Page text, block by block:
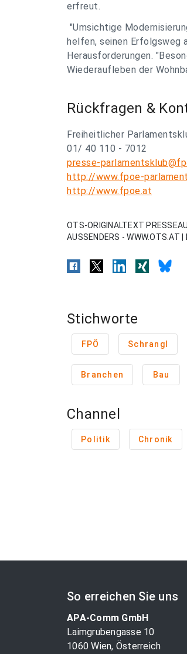
erfreut.
"Umsichtige
helfen, seinen Erfolgsweg
Herausforderungen.
Wiederaufleben der
Rückfragen &
Freiheitlicher
01/ 40 110 - 7012
presse-
http://www.fpoe-
http://www.fpoe.at
OTS-ORIGINALTEXT
AUSSENDERS - WWW.OTS.AT |
Stichworte
FPÖ Schrangl
Branchen Bau
Channel
Politik Chronik
So erreichen Sie uns
APA-Comm GmbH
Laimgrubengasse 10
1060 Wien, Österreich